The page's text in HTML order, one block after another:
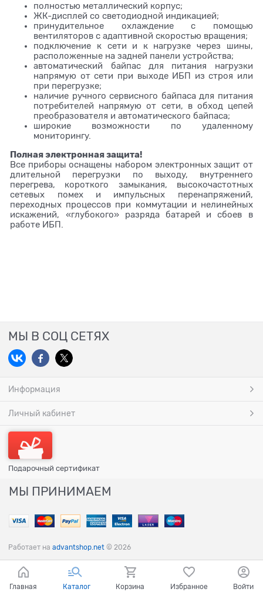
полностью металлический корпус;
ЖК-дисплей со светодиодной индикацией;
принудительное охлаждение с помощью
вентиляторов с адаптивной скоростью вращения;
подключение к сети и к нагрузке через шины,
расположенные на задней панели устройства;
автоматический байпас для питания нагрузки
напрямую от сети при выходе ИБП из строя или
при перегрузке;
наличие ручного сервисного байпаса для питания
потребителей напрямую от сети, в обход цепей
преобразователя и автоматического байпаса;
широкие возможности по удаленному
мониторингу.
Полная электронная защита!
Все приборы оснащены набором электронных защит от
длительной перегрузки по выходу, внутреннего
перегрева, короткого замыкания, высокочастотных
сетевых помех и импульсных перенапряжений,
переходных процессов при коммутации и нелинейных
искажений, «глубокого» разряда батарей и сбоев в
работе ИБП.
МЫ В СОЦ СЕТЯХ
Информация
Личный кабинет
Подарочный сертификат
МЫ ПРИНИМАЕМ
Работает на advantshop.net © 2026
Главная Каталог Корзина Избранное Войти